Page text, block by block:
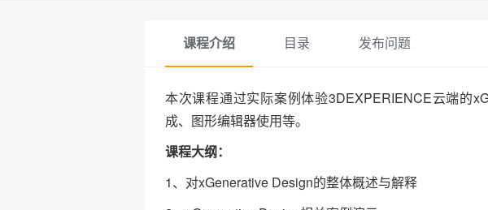
课程介绍 目录 发布问题
本次课程通过实际案例体验3DEXPERIENCE云端的
成、图形编辑器使用等。
课程大纲：
1、对xGenerative Design的整体概述与解释